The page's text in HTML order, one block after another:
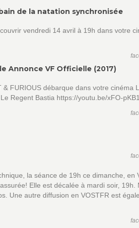
de la natation synchronisée
vendredi 14 avril à 19h dans votre
Annonce VF Officielle (2017)
FURIOUS débarque dans votre cinéma
Regent Bastia https://youtu.be/xFO-
la séance de 19h ce dimanche, en
Elle est décalée à mardi soir, 19h.
Une autre diffusion en VOSTFR est